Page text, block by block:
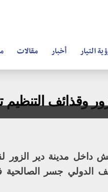
التيار أخبار مقالات
وقذائف التنظيم
داخل مدينة دير
الدولي جسر